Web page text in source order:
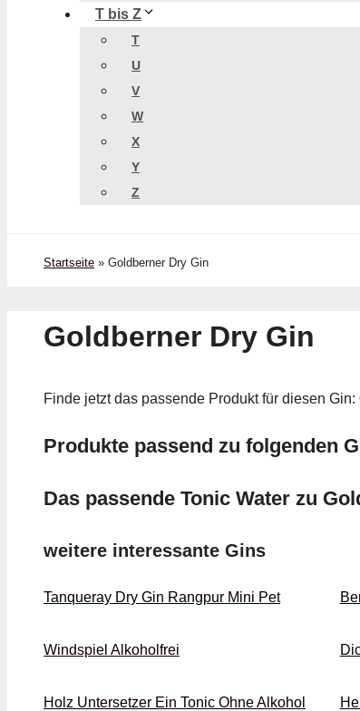
T bis Z
T
U
V
W
X
Y
Z
Startseite » Goldberner Dry Gin
Goldberner Dry Gin
Finde jetzt das passende Produkt für diesen Gin:
Produkte passend zu folgenden
Das passende Tonic Water zu
weitere interessante Gins
Tanqueray Dry Gin Rangpur Mini Pet
Windspiel Alkoholfrei
Holz Untersetzer Ein Tonic Ohne Alkohol